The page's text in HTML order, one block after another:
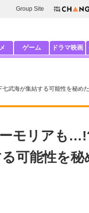
Group Site
ゲーム ドラマ映画
武海が集結する可能性を秘め
モリアも
可能性を